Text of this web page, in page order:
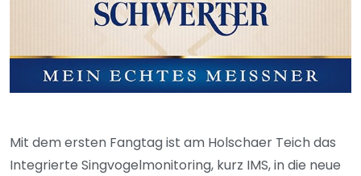
Mit dem ersten Fangtag ist am Holschaer Teich das
Integrierte Singvogelmonitoring, kurz IMS, in die neue